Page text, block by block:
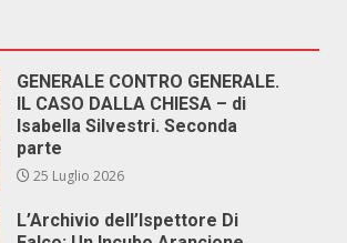
GENERALE CONTRO GENERALE.
IL CASO DALLA CHIESA – di
Isabella Silvestri. Seconda
parte
25 Luglio 2026
L’Archivio dell’Ispettore Di